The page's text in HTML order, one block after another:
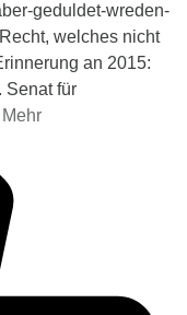
geduldet-wreden-
welches nicht
an 2015:
Senat für
Mehr